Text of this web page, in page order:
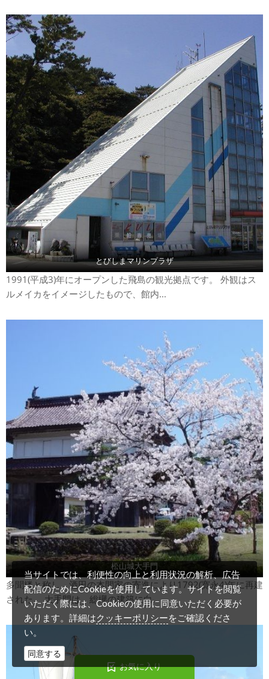
お気に入り
とびしまマリンプラザ
1991(平成3)年にオープンした飛島の観光拠点です。 外観はス
ルメイカをイメージしたもので、館内...
松山城大手門
多聞楼と称し、酒田の本間家の寄進により1792(寛永4)年に再建
された。 大手門は、総欅の建築に白...
当サイトでは、利便性の向上と利用状況の解析、広告
配信のためにCookieを使用しています。サイトを閲覧
いただく際には、Cookieの使用に同意いただく必要が
あります。詳細はクッキーポリシーをご確認くださ
い。
同意する